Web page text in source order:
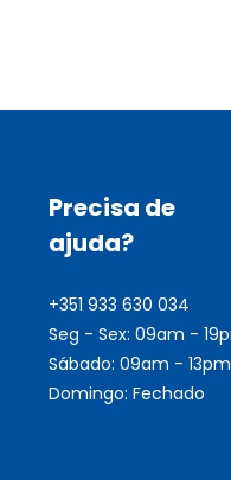
Precisa de
ajuda?
+351 933 630 034
Seg - Sex: 09am -
Sábado: 09am - 13pm
Domingo: Fechado